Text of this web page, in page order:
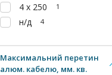
4 х 250 1
н/д 4
Максимальний перетин
алюм. кабелю, мм. кв.